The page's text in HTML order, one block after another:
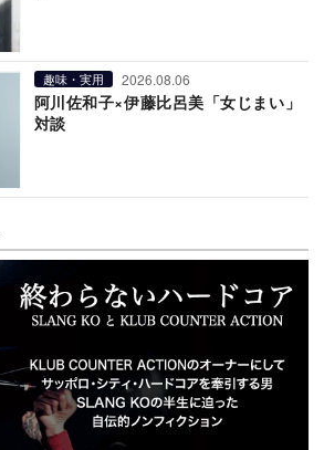
趣味・実用 2026.08.06
阿川佐和子×伊藤比呂美「女じまい」
対談